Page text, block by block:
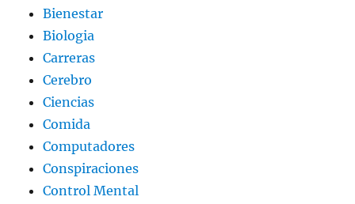
Bienestar
Biologia
Carreras
Cerebro
Ciencias
Comida
Computadores
Conspiraciones
Control Mental